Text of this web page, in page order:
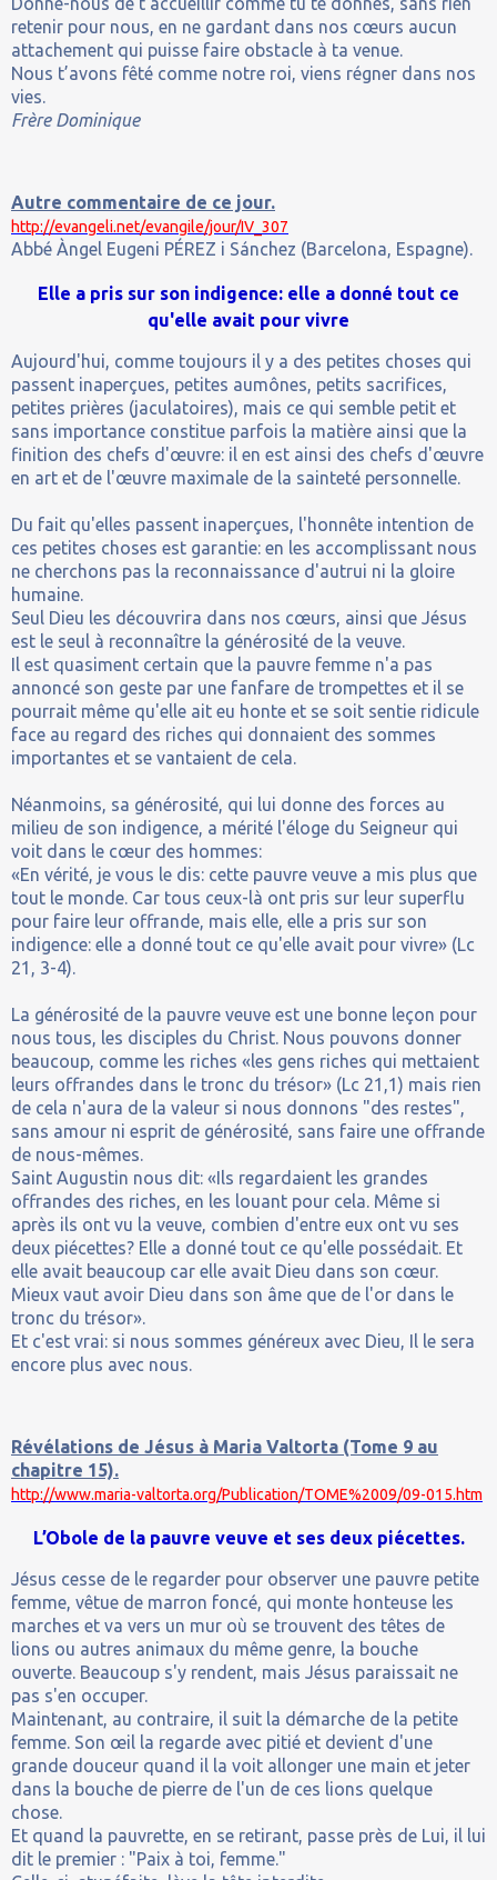
retenir pour nous, en ne gardant dans nos cœurs aucun
attachement qui puisse faire obstacle à ta venue.
Nous t’avons fêté comme notre roi, viens régner dans nos
vies.
Frère Dominique
Autre commentaire de ce jour.
http://evangeli.net/evangile/jour/IV_307
Abbé Àngel Eugeni PÉREZ i Sánchez (Barcelona, Espagne).
Elle a pris sur son indigence: elle a donné tout ce
qu'elle avait pour vivre
Aujourd'hui, comme toujours il y a des petites choses qui
passent inaperçues, petites aumônes, petits sacrifices,
petites prières (jaculatoires), mais ce qui semble petit et
sans importance constitue parfois la matière ainsi que la
finition des chefs d'œuvre: il en est ainsi des chefs d'œuvre
en art et de l'œuvre maximale de la sainteté personnelle.
Du fait qu'elles passent inaperçues, l'honnête intention de
ces petites choses est garantie: en les accomplissant nous
ne cherchons pas la reconnaissance d'autrui ni la gloire
humaine.
Seul Dieu les découvrira dans nos cœurs, ainsi que Jésus
est le seul à reconnaître la générosité de la veuve.
Il est quasiment certain que la pauvre femme n'a pas
annoncé son geste par une fanfare de trompettes et il se
pourrait même qu'elle ait eu honte et se soit sentie ridicule
face au regard des riches qui donnaient des sommes
importantes et se vantaient de cela.
Néanmoins, sa générosité, qui lui donne des forces au
milieu de son indigence, a mérité l'éloge du Seigneur qui
voit dans le cœur des hommes:
«En vérité, je vous le dis: cette pauvre veuve a mis plus que
tout le monde. Car tous ceux-là ont pris sur leur superflu
pour faire leur offrande, mais elle, elle a pris sur son
indigence: elle a donné tout ce qu'elle avait pour vivre» (Lc
21, 3-4).
La générosité de la pauvre veuve est une bonne leçon pour
nous tous, les disciples du Christ. Nous pouvons donner
beaucoup, comme les riches «les gens riches qui mettaient
leurs offrandes dans le tronc du trésor» (Lc 21,1) mais rien
de cela n'aura de la valeur si nous donnons "des restes",
sans amour ni esprit de générosité, sans faire une offrande
de nous-mêmes.
Saint Augustin nous dit: «Ils regardaient les grandes
offrandes des riches, en les louant pour cela. Même si
après ils ont vu la veuve, combien d'entre eux ont vu ses
deux piécettes? Elle a donné tout ce qu'elle possédait. Et
elle avait beaucoup car elle avait Dieu dans son cœur.
Mieux vaut avoir Dieu dans son âme que de l'or dans le
tronc du trésor».
Et c'est vrai: si nous sommes généreux avec Dieu, Il le sera
encore plus avec nous.
Révélations de Jésus à Maria Valtorta (Tome 9 au
chapitre 15).
http://www.maria-valtorta.org/Publication/TOME%2009/09-015.htm
L’Obole de la pauvre veuve et ses deux piécettes.
Jésus cesse de le regarder pour observer une pauvre petite
femme, vêtue de marron foncé, qui monte honteuse les
marches et va vers un mur où se trouvent des têtes de
lions ou autres animaux du même genre, la bouche
ouverte. Beaucoup s'y rendent, mais Jésus paraissait ne
pas s'en occuper.
Maintenant, au contraire, il suit la démarche de la petite
femme. Son œil la regarde avec pitié et devient d'une
grande douceur quand il la voit allonger une main et jeter
dans la bouche de pierre de l'un de ces lions quelque
chose.
Et quand la pauvrette, en se retirant, passe près de Lui, il lui
dit le premier : "Paix à toi, femme."